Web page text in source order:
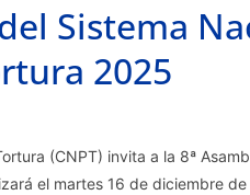
Sistema
2025
(CNPT) invita a la 8ª
el martes 16 de diciembre